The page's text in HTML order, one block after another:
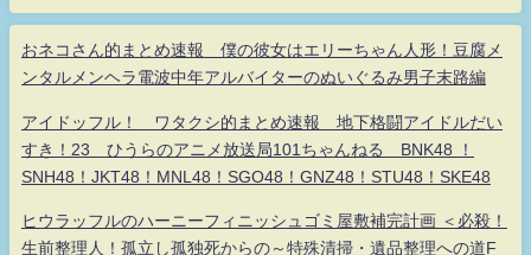
おネコさん的まとめ速報 僕の彼女はエリーちゃん人形！豆腐メ
ンタルメンヘラ電波中年アルバイターのぬいぐるみ男子末路編
アイドッフル！ ワタクシ的まとめ速報 地下格闘アイドルだい
すき！23 ひうらのアニメ放送局101ちゃんねる BNK48 ！
SNH48！JKT48！MNL48！SGO48！GNZ48！STU48！SKE48
ヒウラッフルのハーニーフィニッシュゴミ屋敷補完計画 ＜必殺！
生前整理人！孤立し孤独死からの～特殊清掃・遺品整理への道F